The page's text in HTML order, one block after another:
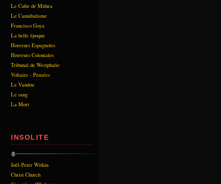
Le Culte de Mithra
Le Cannibalisme
Francisco Goya
La belle époque
Horreurs Espagnoles
Horreurs Coloniales
Tribunal de Westphalie
Voltaire - Pensées
Le Vaudou
Le sang
La Mort
INSOLITE
Joël-Peter Witkin
Christ Church